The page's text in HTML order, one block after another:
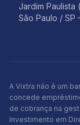
Jardim Paulista
São Paulo / SP
A Vixtra não é um
concede
de cobrança na
Investimento em